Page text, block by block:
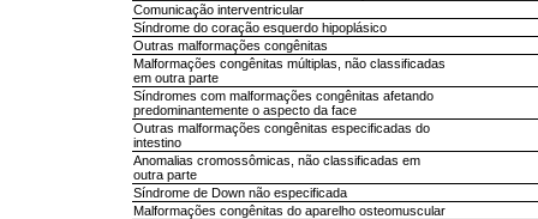
Comunicação interventricular
Síndrome do coração esquerdo hipoplásico
Outras malformações congênitas
Malformações congênitas múltiplas, não classificadas
em outra parte
Síndromes com malformações congênitas afetando
predominantemente o aspecto da face
Outras malformações congênitas especificadas do
intestino
Anomalias cromossômicas, não classificadas em
outra parte
Síndrome de Down não especificada
Malformações congênitas do aparelho osteomuscular